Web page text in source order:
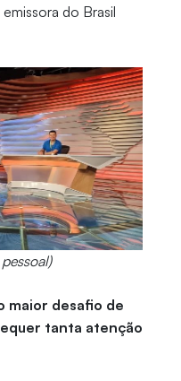
do Brasil
maior desafio de
tanta atenção